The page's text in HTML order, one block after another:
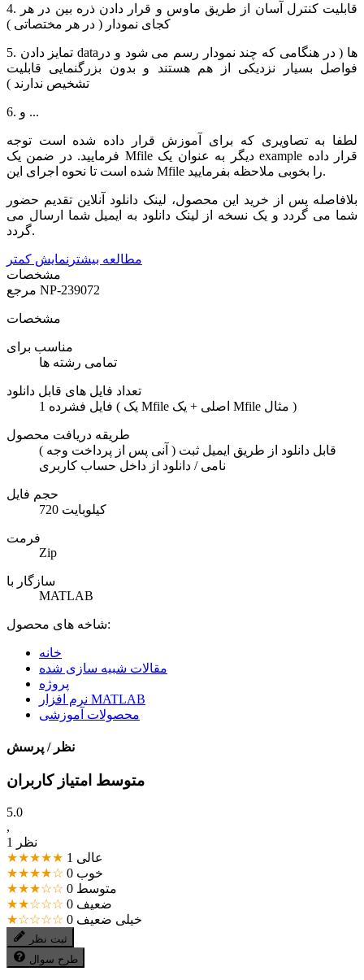
4. قابلیت کنترل آسان از طریق ماوس و قرار دادن ذره بین در هر
کجای نمودار ( در هر مختصاتی )
5. تمایز دادن dataها ( در هنگامی که چند نمودار رسم می شود و در
فواصل بسیار نزدیکی از هم هستند و بدون بزرگنمایی قابلیت
تشخیص ندارند )
6. و ...
لطفا به تصاویری که برای آموزش قرار داده شده است توجه
فرمایید. در ضمن یک Mfile دیگر به عنوان یک example قرار داده
شده است تا نحوه اجرای این Mfile را بخوبی ملاحظه بفرمایید.
بلافاصله پس از خرید این محصول، لینک دانلود آنلاین تقدیم حضور
شما می گردد و یک نسخه از لینک دانلود به ایمیل شما ارسال می
گردد.
مطالعه بیشتر نمایش کمتر
مشخصات
NP-239072
مشخصات
مناسب برای
تمامی رشته ها
تعداد فایل های قابل دانلود
1 فایل فشرده ( یک Mfile اصلی + یک Mfile مثال )
طریقه دریافت محصول
( آنی پس از پرداخت وجه ) قابل دانلود از طریق ایمیل ثبت
نامی / دانلود از داخل حساب کاربری
حجم فایل
720 کیلوبایت
فرمت
Zip
سازگار با
MATLAB
شاخه های محصول:
خانه
مقالات شبیه سازی شده
پروژه
نرم افزار MATLAB
محصولات آموزشی
نظر / پرسش
متوسط امتیاز کاربران
5.0
,
1 نظر
★★★★★
عالی 1
★★★★☆
خوب 0
★★★☆☆
متوسط 0
★★☆☆☆
ضعیف 0
★☆☆☆☆
خیلی ضعیف 0
ثبت نظر
طرح سوال